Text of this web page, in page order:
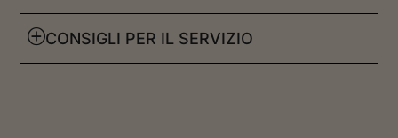
CONSIGLI PER IL SERVIZIO